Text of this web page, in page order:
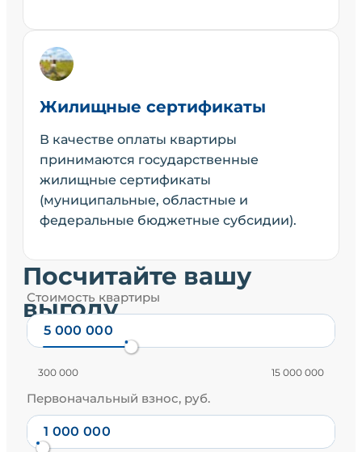
Жилищные сертификаты
В качестве оплаты квартиры
принимаются государственные
жилищные сертификаты
(муниципальные, областные и
федеральные бюджетные субсидии).
Посчитайте вашу
выгоду
Стоимость квартиры
300 000 15 000 000
Первоначальный взнос, руб.